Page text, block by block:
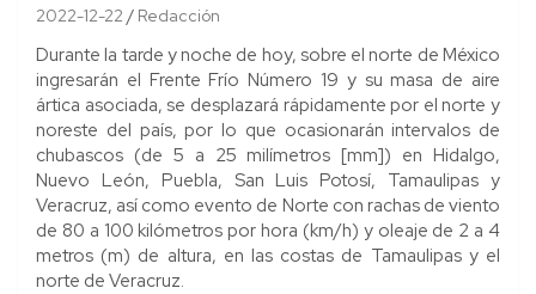
2022-12-22 Redacción
Durante la tarde y noche de hoy, sobre el norte de México
ingresarán el Frente Frío Número 19 y su masa de aire
ártica asociada, se desplazará rápidamente por el norte y
noreste del país, por lo que ocasionarán intervalos de
chubascos (de 5 a 25 milímetros [mm]) en Hidalgo,
Nuevo León, Puebla, San Luis Potosí, Tamaulipas y
Veracruz, así como evento de Norte con rachas de viento
de 80 a 100 kilómetros por hora (km/h) y oleaje de 2 a 4
metros (m) de altura, en las costas de Tamaulipas y el
norte de Veracruz.